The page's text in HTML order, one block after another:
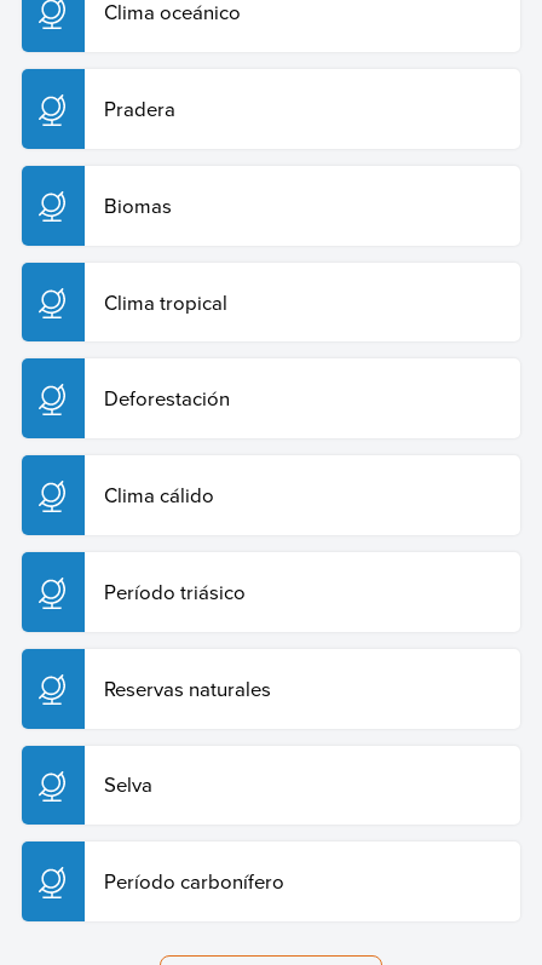
Clima oceánico
Pradera
Biomas
Clima tropical
Deforestación
Clima cálido
Período triásico
Reservas naturales
Selva
Período carbonífero